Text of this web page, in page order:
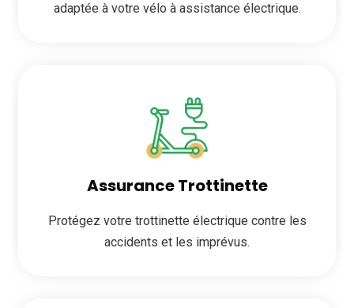
adaptée à votre vélo à assistance électrique.
Assurance Trottinette
Protégez votre trottinette électrique contre les
accidents et les imprévus.